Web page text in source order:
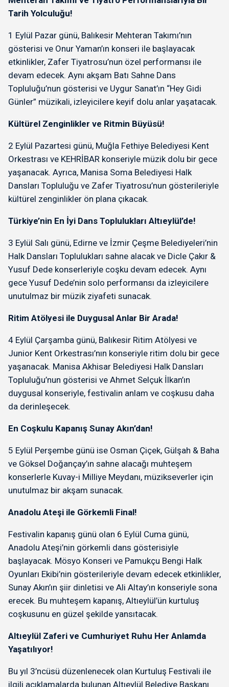
Tarih Yolculuğu!
1 Eylül Pazar günü, Balıkesir Mehteran Takımı’nın
gösterisi ve Onur Yaman’ın konseri ile başlayacak
etkinlikler, Zafer Tiyatrosu’nun özel performansı ile
devam edecek. Aynı akşam Batı Sahne Dans
Topluluğu’nun gösterisi ve Uygur Sanat’ın “Hey Gidi
Günler” müzikali, izleyicilere keyif dolu anlar yaşatacak.
Kültürel Zenginlikler ve Ritmin Büyüsü!
2 Eylül Pazartesi günü, Muğla Fethiye Belediyesi Kent
Orkestrası ve KEHRİBAR konseriyle müzik dolu bir gece
yaşanacak. Ayrıca, Manisa Soma Belediyesi Halk
Dansları Topluluğu ve Zafer Tiyatrosu’nun gösterileriyle
kültürel zenginlikler ön plana çıkacak.
Türkiye’nin En İyi Dans Toplulukları Altıeylül’de!
3 Eylül Salı günü, Edirne ve İzmir Çeşme Belediyeleri’nin
Halk Dansları Toplulukları sahne alacak ve Dicle Çakır &
Yusuf Dede konserleriyle coşku devam edecek. Aynı
gece Yusuf Dede’nin solo performansı da izleyicilere
unutulmaz bir müzik ziyafeti sunacak.
Ritim Atölyesi ile Duygusal Anlar Bir Arada!
4 Eylül Çarşamba günü, Balıkesir Ritim Atölyesi ve
Junior Kent Orkestrası’nın konseriyle ritim dolu bir gece
yaşanacak. Manisa Akhisar Belediyesi Halk Dansları
Topluluğu’nun gösterisi ve Ahmet Selçuk İlkan’ın
duygusal konseriyle, festivalin anlam ve coşkusu daha
da derinleşecek.
En Coşkulu Kapanış Sunay Akın’dan!
5 Eylül Perşembe günü ise Osman Çiçek, Gülşah & Baha
ve Göksel Doğançay’ın sahne alacağı muhteşem
konserlerle Kuvay-i Milliye Meydanı, müzikseverler için
unutulmaz bir akşam sunacak.
Anadolu Ateşi ile Görkemli Final!
Festivalin kapanış günü olan 6 Eylül Cuma günü,
Anadolu Ateşi’nin görkemli dans gösterisiyle
başlayacak. Mösyo Konseri ve Pamukçu Bengi Halk
Oyunları Ekibi’nin gösterileriyle devam edecek etkinlikler,
Sunay Akın’ın şiir dinletisi ve Ali Altay’ın konseriyle sona
erecek. Bu muhteşem kapanış, Altıeylül’ün kurtuluş
coşkusunu en güzel şekilde yansıtacak.
Altıeylül Zaferi ve Cumhuriyet Ruhu Her Anlamda
Yaşatılıyor!
Bu yıl 3’ncüsü düzenlenecek olan Kurtuluş Festivali ile
ilgili açıklamalarda bulunan Altıeylül Belediye Başkanı